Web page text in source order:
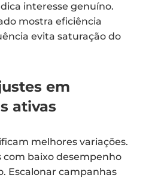
interesse genuíno.
mostra eficiência
evita saturação do
em
ativas
melhores variações.
com baixo desempenho
Escalonar campanhas